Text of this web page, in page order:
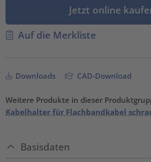
Jetzt online
Auf die Merkliste
Downloads CAD-Download
Weitere Produkte in dieser
Kabelhalter für Flachbandkabel
Basisdaten